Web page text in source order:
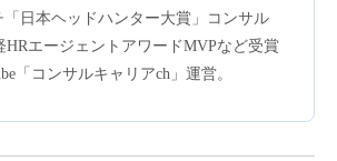
日本ヘッドハンター大賞」コンサル
HRエージェントアワードMVPなど受賞
「コンサルキャリアch」運営。